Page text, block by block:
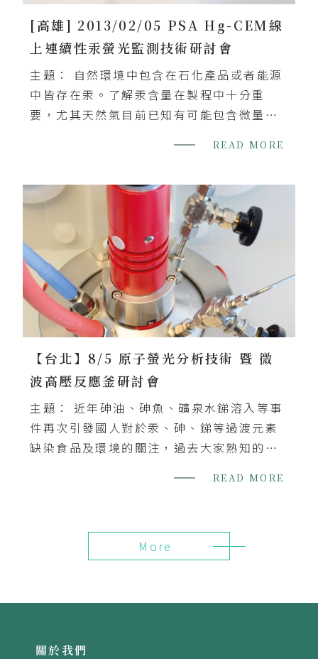
[高雄] 2013/02/05 PSA Hg-CEM線
上連續性汞螢光監測技術研討會
主題： 自然環境中包含在石化產品或者能源
中皆存在汞。了解汞含量在製程中十分重
要，尤其天然氣目前已知有可能包含微量的
素、甲基汞、和無基鹽類)，毒性和影響也有
READ MORE
【台北】8/5 原子螢光分析技術 暨 微
波高壓反應釜研討會
主題： 近年砷油、砷魚、礦泉水銻溶入等事
件再次引發國人對於汞、砷、銻等過渡元素
缺染食品及環境的關注，過去大家熟知的
析方式均能夠提供這些元素的不同程
READ MORE
More
關於我們